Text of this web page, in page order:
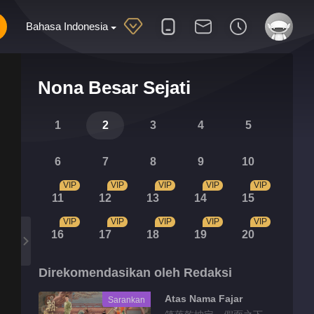
Bahasa Indonesia
Nona Besar Sejati
1 2 3 4 5
6 7 8 9 10
11
VIP
12
VIP
13
VIP
14
VIP
15
VIP
16
VIP
17
VIP
18
VIP
19
VIP
20
VIP
Direkomendasikan oleh Redaksi
Sarankan
Atas Nama Fajar